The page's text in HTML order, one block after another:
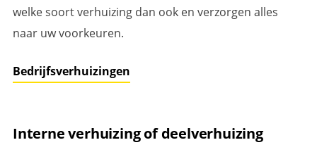
welke soort verhuizing dan ook en verzorgen alles
naar uw voorkeuren.
Bedrijfsverhuizingen
Interne verhuizing of deelverhuizing